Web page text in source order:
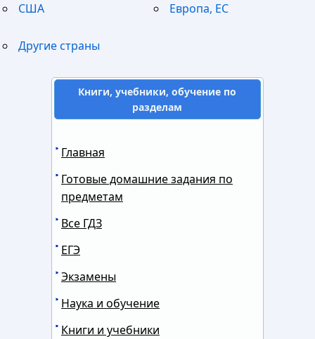
США Европа, ЕС
Другие страны
Книги, учебники, обучение по
разделам
Главная
Готовые домашние задания по
предметам
Все ГДЗ
ЕГЭ
Экзамены
Наука и обучение
Книги и учебники